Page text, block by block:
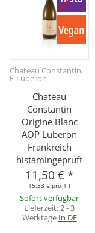
Chateau Constantin,
F-Luberon
Chateau
Constantin
Origine Blanc
AOP Luberon
Frankreich
histamingeprüft
11,50 € *
15,33 € pro 1 l
Sofort verfügbar
Lieferzeit:2 - 3
Werktage In DE